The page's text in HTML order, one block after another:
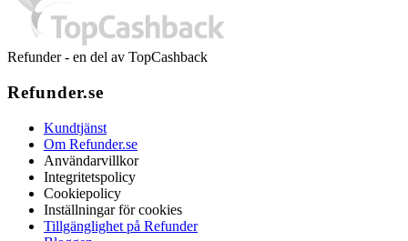
Refunder - en del av TopCashback
Refunder.se
Kundtjänst
Om Refunder.se
Användarvillkor
Integritetspolicy
Cookiepolicy
Inställningar för cookies
Tillgänglighet på Refunder